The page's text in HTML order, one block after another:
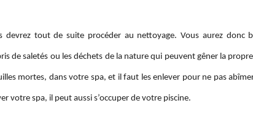
tout de suite procéder au nettoyage. Vous aurez donc
de saletés ou les déchets de la nature qui peuvent gêner la
mortes, dans votre spa, et il faut les enlever pour ne pas
votre spa, il peut aussi s’occuper de votre piscine.